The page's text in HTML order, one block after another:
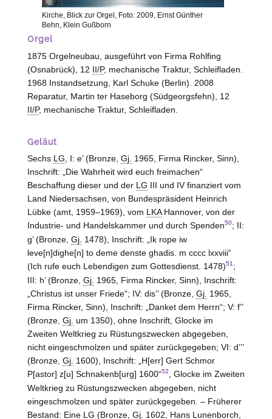
Kirche, Blick zur Orgel, Foto: 2009, Ernst Günther
Behn, Klein Gußborn
Orgel
1875 Orgelneubau, ausgeführt von Firma Rohlfing
(Osnabrück), 12 II/P, mechanische Traktur, Schleifladen.
1968 Instandsetzung, Karl Schuke (Berlin). 2008
Reparatur, Martin ter Haseborg (Südgeorgsfehn), 12
II/P, mechanische Traktur, Schleifladen.
Geläut
Sechs LG, I: e’ (Bronze, Gj. 1965, Firma Rincker, Sinn),
Inschrift: „Die Wahrheit wird euch freimachen“
Beschaffung dieser und der LG III und IV finanziert vom
Land Niedersachsen, von Bundespräsident Heinrich
Lübke (amt, 1959–1969), vom LKA Hannover, von der
Industrie- und Handelskammer und durch Spenden50; II:
g’ (Bronze, Gj. 1478), Inschrift: „Ik rope iw
leve[n]dighe[n] to deme denste ghadis. m cccc lxxviii“
(Ich rufe euch Lebendigen zum Gottesdienst. 1478)51;
III: h’ (Bronze, Gj. 1965, Firma Rincker, Sinn), Inschrift:
„Christus ist unser Friede“; IV: dis’’ (Bronze, Gj. 1965,
Firma Rincker, Sinn), Inschrift: „Danket dem Herrn“; V: f’’
(Bronze, Gj. um 1350), ohne Inschrift, Glocke im
Zweiten Weltkrieg zu Rüstungszwecken abgegeben,
nicht eingeschmolzen und später zurückgegeben; VI: d’’’
(Bronze, Gj. 1600), Inschrift: „H[err] Gert Schmor
P[astor] z[u] Schnakenb[urg] 1600“52, Glocke im Zweiten
Weltkrieg zu Rüstungszwecken abgegeben, nicht
eingeschmolzen und später zurückgegeben. – Früherer
Bestand: Eine LG (Bronze, Gj. 1602, Hans Lunenborch,